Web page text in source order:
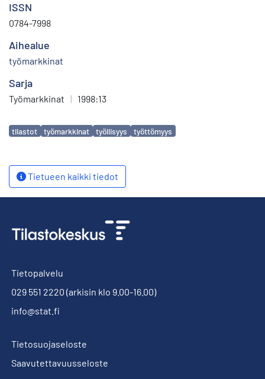
ISSN
0784-7998
Aihealue
työmarkkinat
Sarja
Työmarkkinat | 1998:13
Avainsanat
tilastot työmarkkinat työllisyys työttömyys
Tietueen kaikki tiedot
Tietopalvelu
029 551 2220 (arkisin klo 9.00-16.00)
info@stat.fi
Tietosuojaseloste
Saavutettavuusseloste